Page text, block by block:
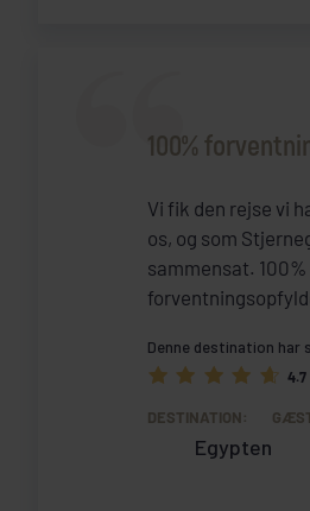
100%
Vi fik den rejse vi
os, og som
sammensat. 100%
Denne destination har
4.7
DESTINATION:
Egypten